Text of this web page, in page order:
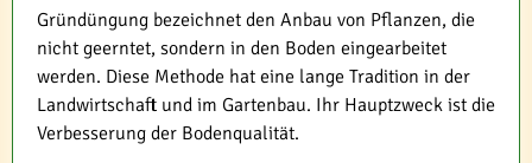
Gründüngung bezeichnet den Anbau von Pflanzen, die
nicht geerntet, sondern in den Boden eingearbeitet
werden. Diese Methode hat eine lange Tradition in der
Landwirtschaft und im Gartenbau. Ihr Hauptzweck ist die
Verbesserung der Bodenqualität.